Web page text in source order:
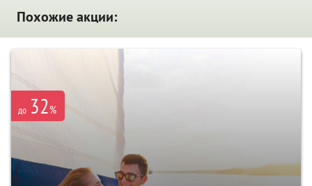
Похожие акции:
до 32%